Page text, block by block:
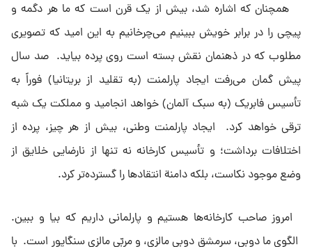
همچنان که اشاره شد، بیش از یک قرن است که ما هر دگمه و
پیچى را در برابر خویش ببینیم مى‌چرخانیم به این امید که تصویری
مطلوب که در ذهنمان نقش بسته است روى پرده بیاید. صد سال
پیش گمان مى‌رفت ایجاد پارلمنت (به تقلید از بریتانیا) فوراً به
تأسیس فابریک (به سبک آلمان) خواهد انجامید و مملکت یک شبه
ترقى خواهد کرد. ایجاد پارلمنت وطنى، بیش از هر چیز، پرده از
اختلافات برداشت؛ و تأسیس کارخانه نه تنها از نارضایى خلایق از
وضع موجود نکاست، بلکه دامنة‌ انتقادها را گسترده‌تر کرد.
امروز صاحب کارخانه‌ها هستیم و پارلمانى داریم که بیا و ببین.
الگوى ما دوبى، سرمشق دوبى مالزى، و مربّى مالزى سنگاپور است. با